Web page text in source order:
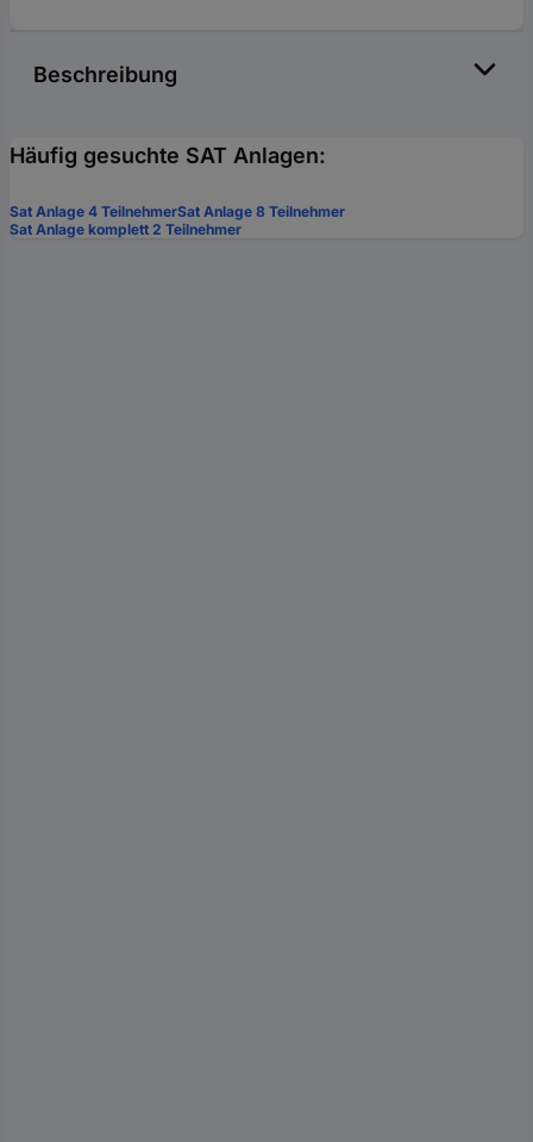
Beschreibung
Häufig gesuchte SAT Anlagen:
Sat Anlage 4 TeilnehmerSat Anlage 8 Teilnehmer
Sat Anlage komplett 2 Teilnehmer